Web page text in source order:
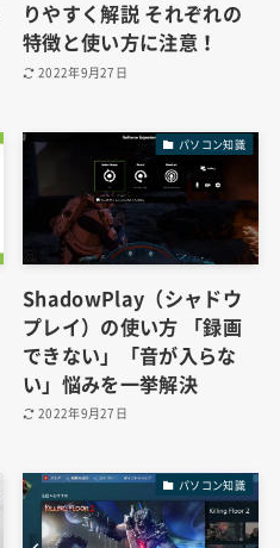
りやすく解説 それぞれの
特徴と使い方に注意！
2022年9月27日
パソコン知識
ShadowPlay（シャドウ
プレイ）の使い方 「録画
できない」「音が入らな
い」悩みを一挙解決
2022年9月27日
パソコン知識